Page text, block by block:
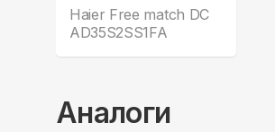
Haier Free match DC
AD35S2SS1FA
Аналоги